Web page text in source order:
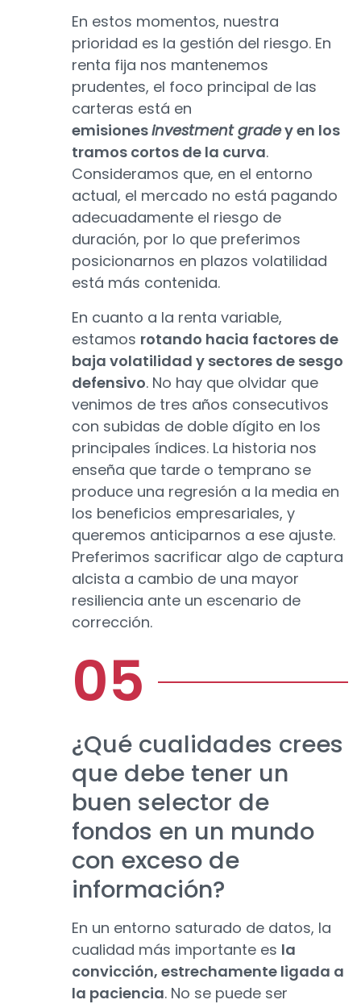
En estos momentos, nuestra
prioridad es la gestión del riesgo. En
renta fija nos mantenemos
prudentes, el foco principal de las
carteras está en
emisionesinvestment gradey en los
tramos cortos de la curva.
Consideramos que, en el entorno
actual, el mercado no está pagando
adecuadamente el riesgo de
duración, por lo que preferimos
posicionarnos en plazos volatilidad
está más contenida.
En cuanto a la renta variable,
estamos rotando hacia factores de
baja volatilidad y sectores de sesgo
defensivo. No hay que olvidar que
venimos de tres años consecutivos
con subidas de doble dígito en los
principales índices. La historia nos
enseña que tarde o temprano se
produce una regresión a la media en
los beneficios empresariales, y
queremos anticiparnos a ese ajuste.
Preferimos sacrificar algo de captura
alcista a cambio de una mayor
resiliencia ante un escenario de
corrección.
¿Qué cualidades crees
que debe tener un
buen selector de
fondos en un mundo
con exceso de
información?
En un entorno saturado de datos, la
cualidad más importante es la
convicción, estrechamente ligada a
la paciencia. No se puede ser